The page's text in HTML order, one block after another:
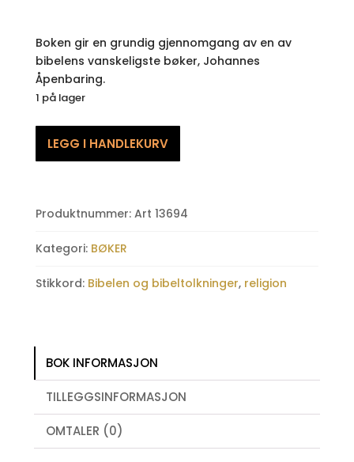
Boken gir en grundig gjennomgang av en av
bibelens vanskeligste bøker, Johannes
Åpenbaring.
1 på lager
Johannes
LEGG I HANDLEKURV
Produktnummer: Art 13694
Kategori: BØKER
Stikkord: Bibelen og bibeltolkninger, religion
BOK INFORMASJON
TILLEGGSINFORMASJON
OMTALER (0)